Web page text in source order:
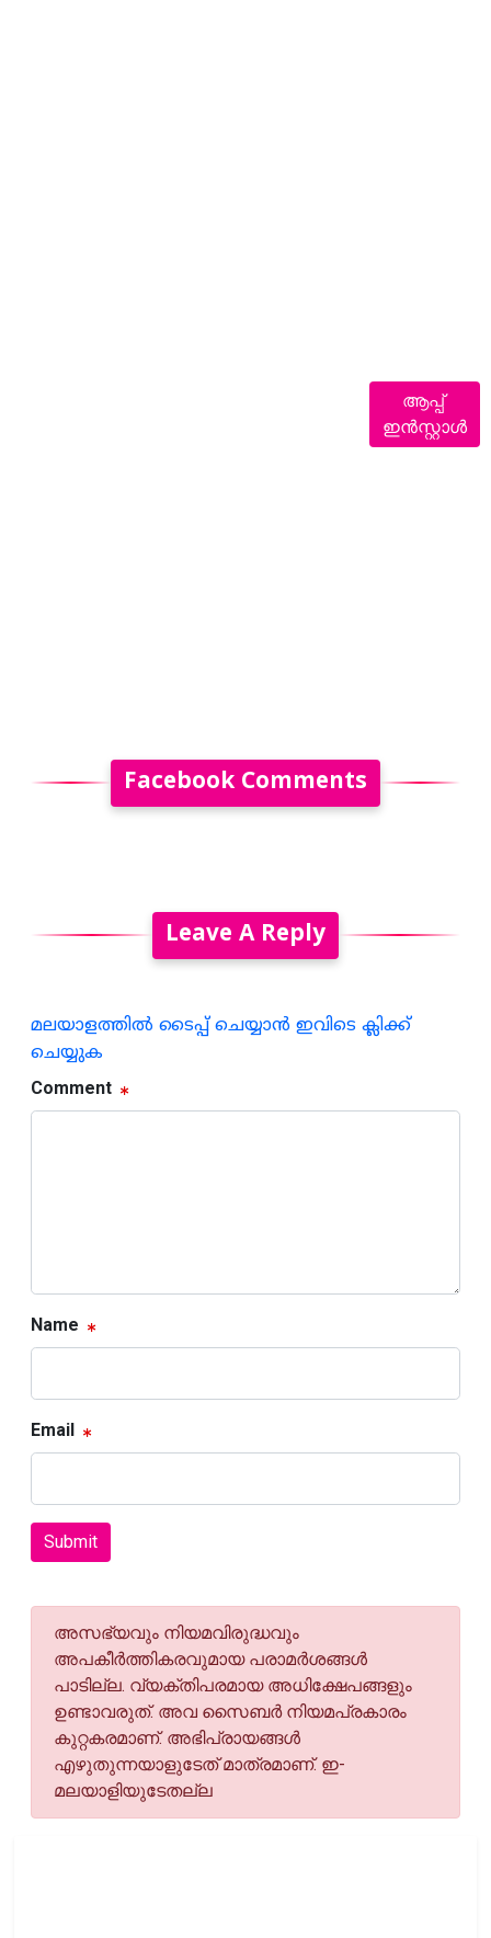
Facebook Comments
Leave A Reply
മലയാളത്തില്‍ ടൈപ്പ് ചെയ്യാന്‍ ഇവിടെ ക്ലിക്ക്
ചെയ്യുക
Comment
Name
Email
Submit
അസഭ്യവും നിയമവിരുദ്ധവും
അപകീര്‍ത്തികരവുമായ പരാമര്‍ശങ്ങള്‍
പാടില്ല. വ്യക്തിപരമായ അധിക്ഷേപങ്ങളും
ഉണ്ടാവരുത്. അവ സൈബര്‍ നിയമപ്രകാരം
കുറ്റകരമാണ്. അഭിപ്രായങ്ങള്‍
എഴുതുന്നയാളുടേത് മാത്രമാണ്. ഇ-
മലയാളിയുടേതല്ല
ആപ്പ്
ഇൻസ്റ്റാൾ